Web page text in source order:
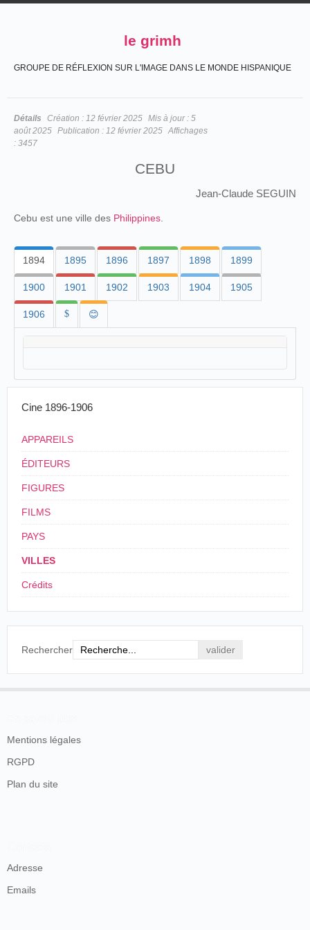
le grimh
GROUPE DE RÉFLEXION SUR L'IMAGE DANS LE MONDE HISPANIQUE
Détails Création : 12 février 2025 Mis à jour : 5
août 2025 Publication : 12 février 2025 Affichages
: 3457
CEBU
Jean-Claude SEGUIN
Cebu est une ville des Philippines
1894 1895 1896 1897 1898 1899
1900 1901 1902 1903 1904 1905
1906 $ 😊
Cine 1896-1906
APPAREILS
ÉDITEURS
FIGURES
FILMS
PAYS
VILLES
Crédits
Rechercher
Mentions légales
RGPD
Plan du site
Adresse
Emails